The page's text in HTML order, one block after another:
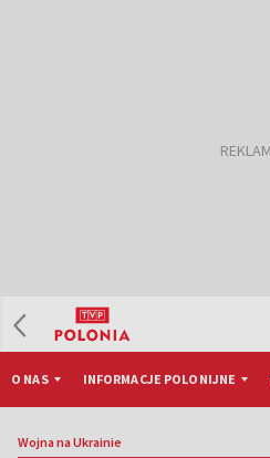
O NAS INFORMACJE POLONIJNE
Wojna na Ukrainie